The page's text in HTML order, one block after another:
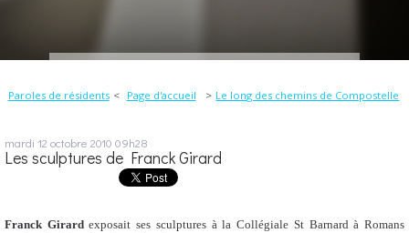
Paroles de résidents Page d'accueil Le long des chemins de Compostelle
mardi 12 octobre 2010 09h28
Les sculptures de Franck Girard
Franck Girardexposait ses sculptures à la Collégiale St Barnard à Romans